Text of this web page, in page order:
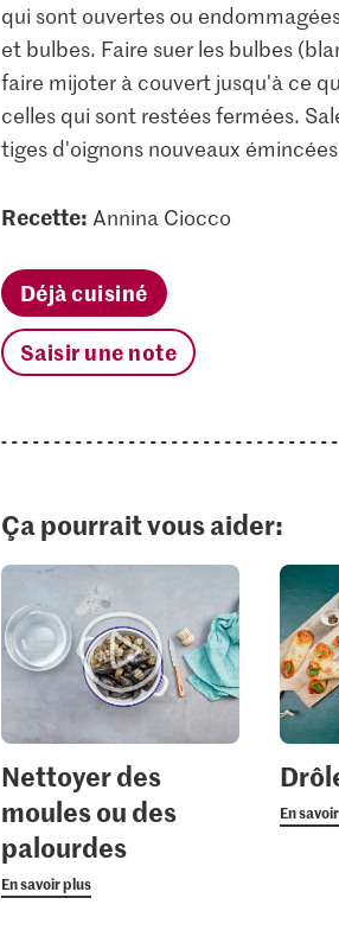
qui sont ouvertes ou
et bulbes. Faire suer les bulbes
faire mijoter à couvert jusqu'à ce
celles qui sont restées fermées.
tiges d'oignons nouveaux
Recette: Annina Ciocco
Déjà cuisiné
Saisir une note
Ça pourrait vous aider:
Nettoyer des
moules ou des
palourdes
En savoir plus
En